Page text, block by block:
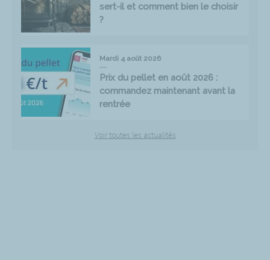
sert-il et comment bien le choisir
?
Mardi 4 août 2026
Prix du pellet en août 2026 :
commandez maintenant avant la
rentrée
Voir toutes les actualités